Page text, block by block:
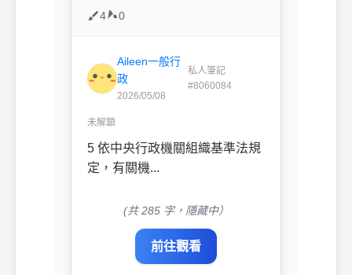
4 0
Aileen一般行
政
2026/05/08
私人筆記
#8060084
未解鎖
5 依中央行政機關組織基準法規
定，有關機...
(共 285 字，隱藏中）
前往觀看